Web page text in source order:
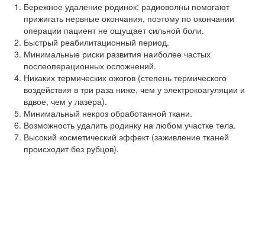
Бережное удаление родинок: радиоволны помогают
прижигать нервные окончания, поэтому по окончании
операции пациент не ощущает сильной боли.
Быстрый реабилитационный период.
Минимальные риски развития наиболее частых
послеоперационных осложнений.
Никаких термических ожогов (степень термического
воздействия в три раза ниже, чем у электрокоагуляции и
вдвое, чем у лазера).
Минимальный некроз обработанной ткани.
Возможность удалить родинку на любом участке тела.
Высокий косметический эффект (заживление тканей
происходит без рубцов).